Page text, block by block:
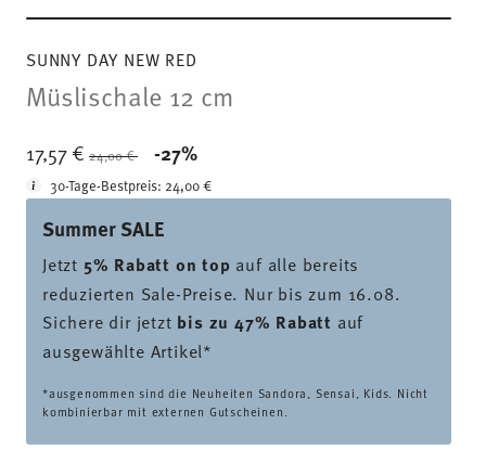
SUNNY DAY NEW RED
Müslischale 12 cm
17,57 € Price reduced from
24,00 € -27%
30-Tage-Bestpreis: 24,00 €
Summer SALE
Jetzt 5% Rabatt on top auf alle bereits
reduzierten Sale-Preise. Nur bis zum 16.08.
Sichere dir jetzt bis zu 47% Rabatt auf
ausgewählte Artikel*
*ausgenommen sind die Neuheiten Sandora, Sensai, Kids. Nicht
kombinierbar mit externen Gutscheinen.